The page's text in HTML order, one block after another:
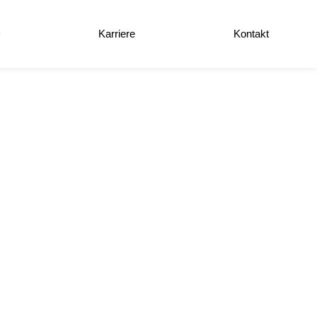
Karriere Kontakt